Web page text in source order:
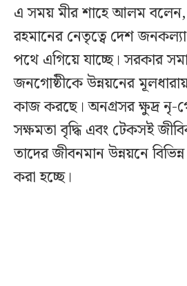
এ সময় মীর শাহে আলম বলেন,
রহমানের নেতৃত্বে দেশ
পথে এগিয়ে যাচ্ছে। সরকার
জনগোষ্ঠীকে উন্নয়নের
কাজ করছে। অনগ্রসর ক্ষুদ্র নৃ-
সক্ষমতা বৃদ্ধি এবং টেকসই
তাদের জীবনমান উন্নয়নে
করা হচ্ছে।